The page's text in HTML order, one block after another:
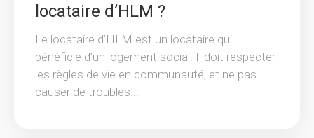
locataire d’HLM ?
Le locataire d’HLM est un locataire qui
bénéficie d’un logement social. Il doit respecter
les règles de vie en communauté, et ne pas
causer de troubles...